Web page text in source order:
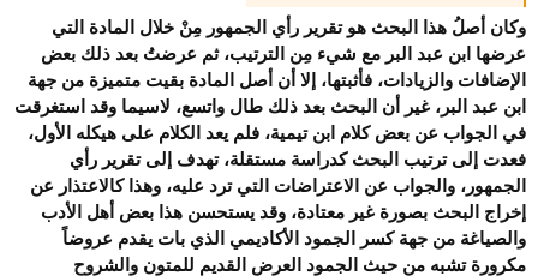
وكان أصلُ هذا البحث هو تقرير رأي الجمهور مِنْ خلال المادة التي
عرضها ابن عبد البر مع شيء مِن الترتيب، ثم عرضتُ بعد ذلك بعض
الإضافات والزيادات، فأثبتها، إلا أن أصل المادة بقيت متميزة من جهة
ابن عبد البر، غير أن البحث بعد ذلك طال واتسع، لاسيما وقد استغرقت
في الجواب عن بعض كلام ابن تيمية، فلم يعد الكلام على هيكله الأول،
فعدت إلى ترتيب البحث كدراسة مستقلة، تهدف إلى تقرير رأي
الجمهور، والجواب عن الاعتراضات التي ترد عليه، وهذا كالاعتذار عن
إخراج البحث بصورة غير معتادة، وقد يستحسن هذا بعض أهل الأدب
والصياغة من جهة كسر الجمود الأكاديمي الذي بات يقدم عروضاً
مكرورة تشبه من حيث الجمود العرض القديم للمتون والشروح